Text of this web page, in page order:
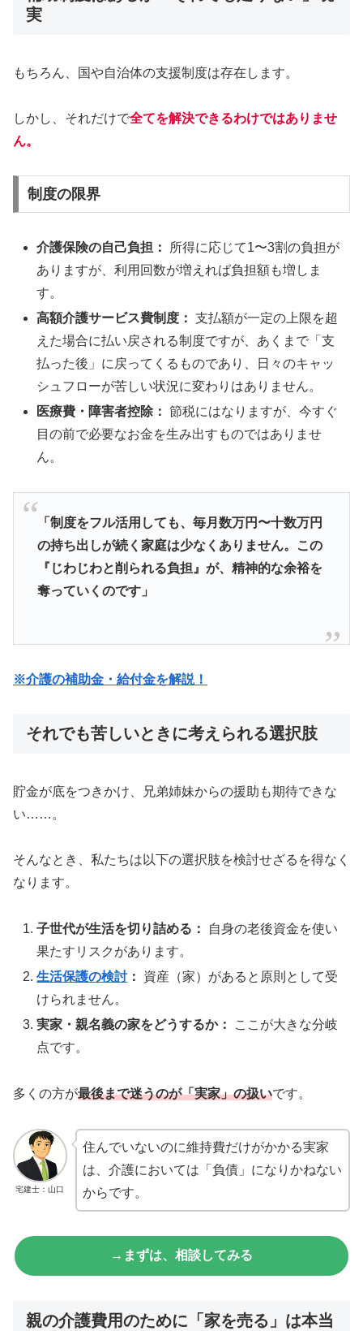
実
もちろん、国や自治体の支援制度は存在します。
しかし、それだけで全てを解決できるわけではありませ
ん。
制度の限界
介護保険の自己負担：
所得に応じて1〜3割の負担が
ありますが、利用回数が増えれば負担額も増しま
す。
高額介護サービス費制度： 支払額が一定の上限を超
えた場合に払い戻される制度ですが、あくまで「支
払った後」に戻ってくるものであり、日々のキャッ
シュフローが苦しい状況に変わりはありません。
医療費・障害者控除： 節税にはなりますが、今すぐ
目の前で必要なお金を生み出すものではありませ
ん。
「制度をフル活用しても、毎月数万円〜十数万円
の持ち出しが続く家庭は少なくありません。この
『じわじわと削られる負担』が、精神的な余裕を
奪っていくのです」
※介護の補助金・給付金を解説！
それでも苦しいときに考えられる選択肢
貯金が底をつきかけ、兄弟姉妹からの援助も期待できな
い……。
そんなとき、私たちは以下の選択肢を検討せざるを得なく
なります。
子世代が生活を切り詰める：
自身の老後資金を使い
果たすリスクがあります。
生活保護の検討：
資産（家）があると原則として受
けられません。
実家・親名義の家をどうするか：
ここが大きな分岐
点です。
多くの方が最後まで迷うのが「実家」の扱いです。
宅建士：山口
住んでいないのに維持費だけがかかる実家
は、介護においては「負債」になりかねない
からです。
→まずは、相談してみる
親の介護費用のために「家を売る」は本当